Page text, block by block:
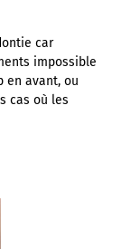
car
impossible
en avant, ou
cas où les